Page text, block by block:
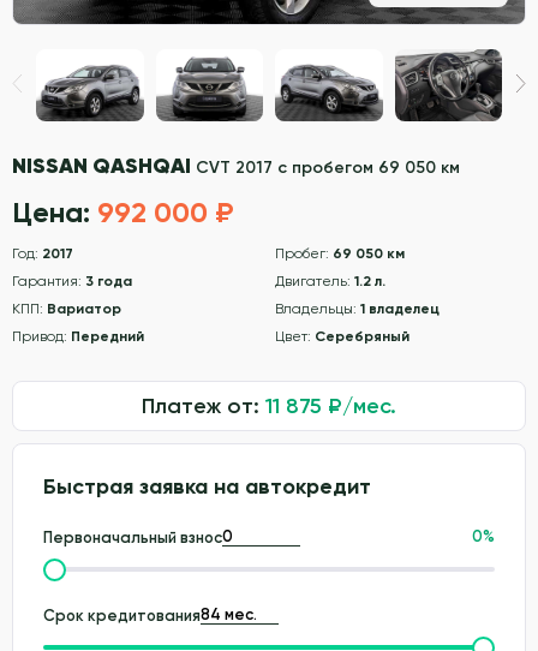
NISSAN QASHQAI CVT 2017 с пробегом 69 050 км
Цена: 992 000 ₽
Год: 2017 Пробег: 69 050 км
Гарантия: 3 года Двигатель: 1.2 л.
КПП: Вариатор Владельцы: 1 владелец
Привод: Передний Цвет: Серебряный
Платеж от: 11 875 ₽/мес.
Быстрая заявка на автокредит
Первоначальный взнос 0%
Срок кредитования